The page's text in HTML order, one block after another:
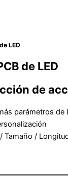
LED
de LED
de
parámetros de
Tamaño /